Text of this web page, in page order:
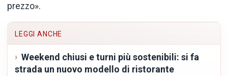
prezzo».
LEGGI ANCHE
Weekend chiusi e turni più sostenibili: si fa
strada un nuovo modello di ristorante